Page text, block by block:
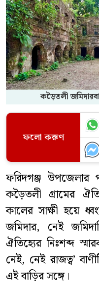
কড়ৈতলী
ফলো করুণ
ফরিদগঞ্জ উপজেলার
কড়ৈতলী গ্রামের
কালের সাক্ষী হয়ে
জমিদার, নেই
ঐতিহ্যের নিঃশব্দ
নেই, নেই রাজত্ব’
এই বাড়ির সঙ্গে।